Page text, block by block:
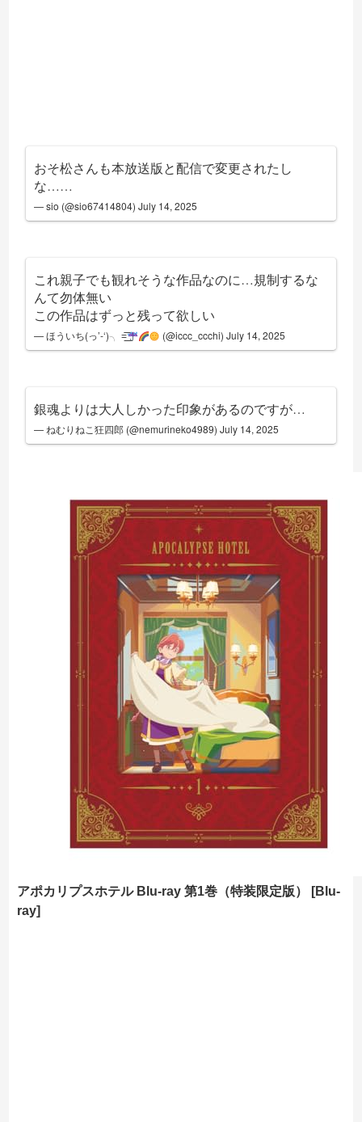
おそ松さんも本放送版と配信で変更されたし
な……
— sio (@sio67414804)July 14, 2025
これ親子でも観れそうな作品なのに…規制するな
んて勿体無い
この作品はずっと残って欲しい
— ほういち(っ’-‘)╮ =͟͟͞͞ (@iccc_ccchi)July 14, 2025
銀魂よりは大人しかった印象があるのですが…
— ねむりねこ狂四郎 (@nemurineko4989)July 14, 2025
アポカリプスホテル Blu-ray 第1巻（特装限定版） [Blu-
ray]